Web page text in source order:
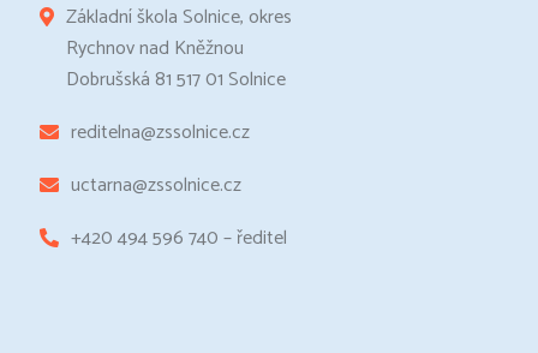
Základní škola Solnice, okres
Rychnov nad Kněžnou
Dobrušská 81 517 01 Solnice
reditelna@zssolnice.cz
uctarna@zssolnice.cz
+420 494 596 740 – ředitel